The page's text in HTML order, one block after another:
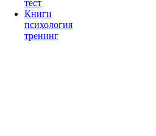
тест
Книги
психология
тренинг